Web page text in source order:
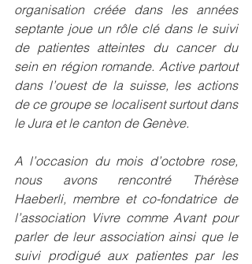
organisation créée dans les années
septante joue un rôle clé dans le suivi
de patientes atteintes du cancer du
sein en région romande. Active partout
dans l’ouest de la suisse, les actions
de ce groupe se localisent surtout dans
le Jura et le canton de Genève.
A l’occasion du mois d’octobre rose,
nous avons rencontré Thérèse
Haeberli, membre et co-fondatrice de
l’association Vivre comme Avant pour
parler de leur association ainsi que le
suivi prodigué aux patientes par les